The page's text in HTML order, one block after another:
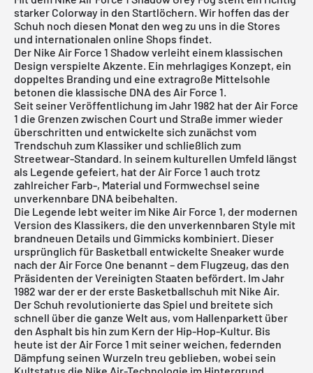
starker Colorway in den Startlöchern. Wir hoffen das der
Schuh noch diesen Monat den weg zu uns in die Stores
und internationalen online Shops findet.
Der Nike Air Force 1 Shadow verleiht einem klassischen
Design verspielte Akzente. Ein mehrlagiges Konzept, ein
doppeltes Branding und eine extragroße Mittelsohle
betonen die klassische DNA des Air Force 1.
Seit seiner Veröffentlichung im Jahr 1982 hat der Air Force
1 die Grenzen zwischen Court und Straße immer wieder
überschritten und entwickelte sich zunächst vom
Trendschuh zum Klassiker und schließlich zum
Streetwear-Standard. In seinem kulturellen Umfeld längst
als Legende gefeiert, hat der Air Force 1 auch trotz
zahlreicher Farb-, Material und Formwechsel seine
unverkennbare DNA beibehalten.
Die Legende lebt weiter im Nike Air Force 1, der modernen
Version des Klassikers, die den unverkennbaren Style mit
brandneuen Details und Gimmicks kombiniert. Dieser
ursprünglich für Basketball entwickelte Sneaker wurde
nach der Air Force One benannt – dem Flugzeug, das den
Präsidenten der Vereinigten Staaten befördert. Im Jahr
1982 war der er der erste Basketballschuh mit Nike Air.
Der Schuh revolutionierte das Spiel und breitete sich
schnell über die ganze Welt aus, vom Hallenparkett über
den Asphalt bis hin zum Kern der Hip-Hop-Kultur. Bis
heute ist der Air Force 1 mit seiner weichen, federnden
Dämpfung seinen Wurzeln treu geblieben, wobei sein